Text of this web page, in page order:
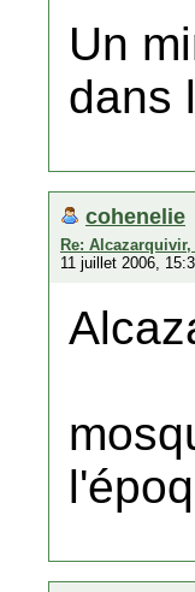
Un
dans
cohenelie
Re:
11 juillet 2006,